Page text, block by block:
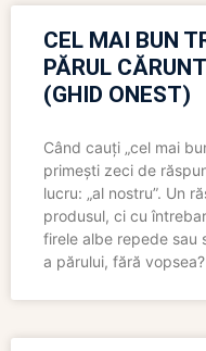
CEL MAI BUN
PĂRUL
(GHID ONEST)
Când cauți „cel mai
primești zeci de
lucru: „al nostru”. Un
produsul, ci cu
firele albe repede sau
a părului, fără